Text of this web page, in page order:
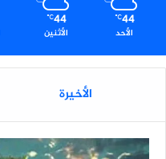
44
℃
الأحد
44
℃
الأثنين
الأخيرة